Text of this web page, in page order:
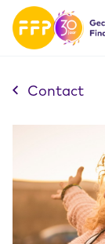
Contact